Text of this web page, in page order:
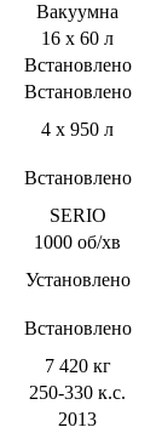
Вакуумна
16 х 60 л
Встановлено
Встановлено
4 х 950 л
Встановлено
SERIO
1000 об/хв
Установлено
Встановлено
7 420 кг
250-330 к.с.
2013